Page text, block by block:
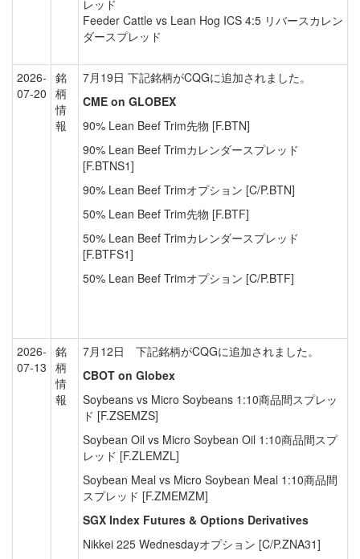
レッド
Feeder Cattle vs Lean Hog ICS 4:5 リバースカレン
ダースプレッド
2026-
07-20
銘
柄
情
報
7月19日 下記銘柄がCQGに追加されました。
CME on GLOBEX
90% Lean Beef Trim先物 [F.BTN]
90% Lean Beef Trimカレンダースプレッド
[F.BTNS1]
90% Lean Beef Trimオプション [C/P.BTN]
50% Lean Beef Trim先物 [F.BTF]
50% Lean Beef Trimカレンダースプレッド
[F.BTFS1]
50% Lean Beef Trimオプション [C/P.BTF]
2026-
07-13
銘
柄
情
報
7月12日 下記銘柄がCQGに追加されました。
CBOT on Globex
Soybeans vs Micro Soybeans 1:10商品間スプレッ
ド [F.ZSEMZS]
Soybean Oil vs Micro Soybean Oil 1:10商品間スプ
レッド [F.ZLEMZL]
Soybean Meal vs Micro Soybean Meal 1:10商品間
スプレッド [F.ZMEMZM]
SGX Index Futures & Options Derivatives
Nikkei 225 Wednesdayオプション [C/P.ZNA31]